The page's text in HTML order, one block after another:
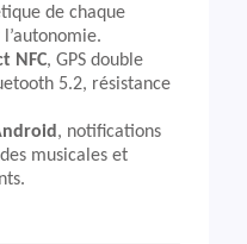
de chaque
NFC, GPS double
5.2, résistance
, notifications
musicales et